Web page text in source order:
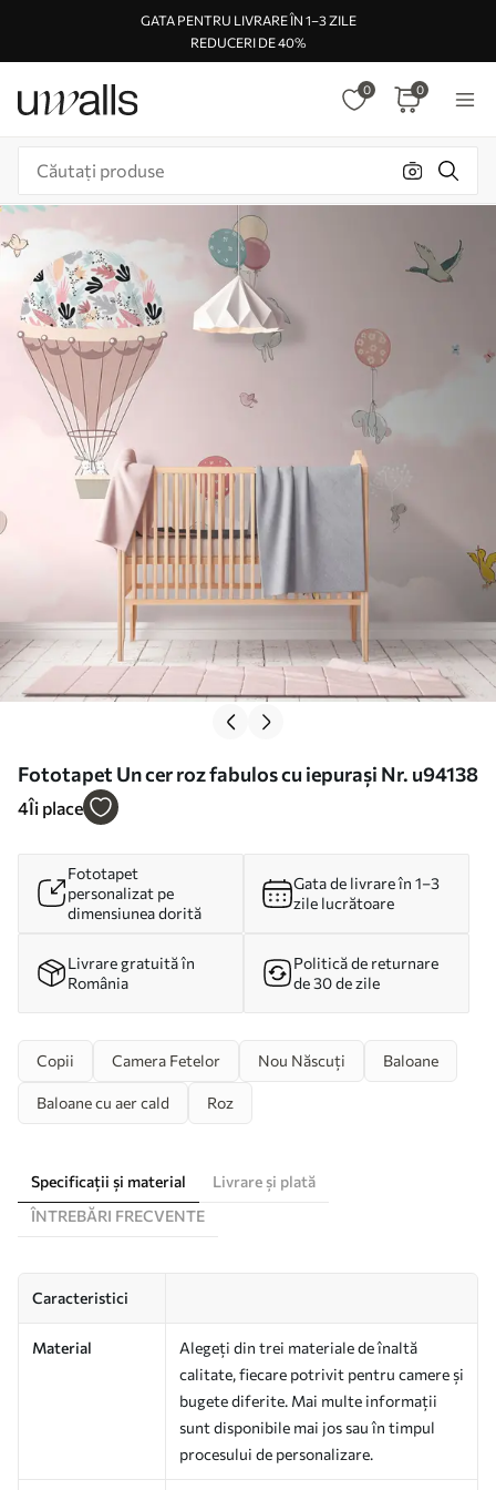
GATA PENTRU LIVRARE ÎN 1–3 ZILE
REDUCERI DE 40%
0 0
Fototapet Un cer roz fabulos cu iepurași Nr. u94138
4Îi place
Fototapet
personalizat pe
dimensiunea dorită
Gata de livrare în 1–3
zile lucrătoare
Livrare gratuită în
România
Politică de returnare
de 30 de zile
Copii Camera Fetelor Nou Născuți Baloane
Baloane cu aer cald Roz
Specificații și material
Livrare și plată
ÎNTREBĂRI FRECVENTE
Caracteristici
Material
Alegeți din trei materiale de înaltă
calitate, fiecare potrivit pentru camere și
bugete diferite. Mai multe informații
sunt disponibile mai jos sau în timpul
procesului de personalizare.